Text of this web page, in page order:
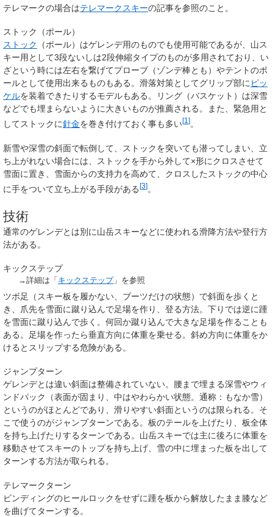
テレマークの場合はテレマークスキーの記事を参照のこと。
ストック（ポール）
ストック
（ポール）はゲレンデ用のものでも使用可能であるが、山ス
キー用として3段ないしは2段伸縮タイプのものが多用されており、い
ざという時には左右を繋げてプローブ（ゾンデ棒とも）やテントのポ
ールとして使用出来るものもある。滑落対策としてグリップ部にピッ
ケルを装着できたりするモデルもある。リング（バスケット）は深雪
などでも埋まらないように大きいものが推薦される。また、緊急用と
してストックに針金を巻き付けておく事も多い[1 ] 。
新雪や深雪の斜面で転倒して、ストックを突いても潜ってしまい、立
ち上がれない場合には、ストックを手から外して×形にクロスさせて
雪面に置き、雪面からの支持力を高めて、クロスしたストックの中心
に手をついて立ち上がる手段がある[3]。
技術
通常のゲレンデとは別に山岳スキーなどに使われる滑降方法や登行方
法がある。
キックステップ
→詳細は「 キックステップ 」を参照
ツボ足（スキー板を履かない、ブーツだけの状態）で斜面を歩くと
き、爪先を雪面に蹴り込んで足場を作り、登る方法。下りでは逆に踵
を雪面に蹴り込んで歩く。何回か蹴り込んで大きな足場を作ることも
ある。足場を作ったら垂直方向に体重を乗せる。斜め方向に体重をか
けるとスリップする危険がある。
ジャンプターン
ゲレンデとは違い斜面は整備されていない。腰まで埋まる深雪やウィ
ンドパック（表面が固まり、中はやわらかい状態。通称：もなか雪）
というのがほとんどであり、滑りやすい斜面というのは限られる。そ
こで使うのがジャンプターンである。板のテールを上げたり、板全体
を持ち上げたりするターンである。山岳スキーでは主に後ろに体重を
移動させてスキーのトップを持ち上げ、雪の中に埋まった板を出して
ターンする方法が取られる。
テレマークターン
ビンディングのヒールロックをせずに踵を板から解放したまま膝など
を曲げてターンする。